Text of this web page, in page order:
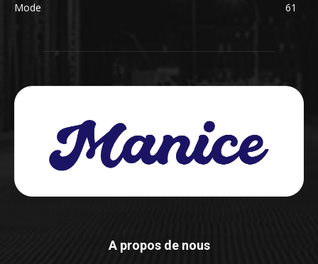
Mode
61
A propos de nous